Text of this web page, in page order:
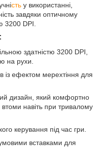
сть у використанні,
завдяки оптичному
3200 DPI.
здатністю 3200 DPI,
на рухи.
із ефектом мерехтіння для
дизайн, який комфортно
навіть при тривалому
керування під час гри.
вставками для